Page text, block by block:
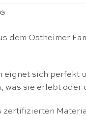
Ostheimer
sich perfekt
was sie erlebt oder